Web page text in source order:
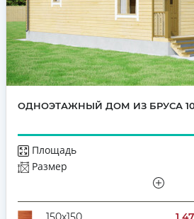
ОДНОЭТАЖНЫЙ ДОМ ИЗ БРУСА
Площадь
Размер
Количество комнат